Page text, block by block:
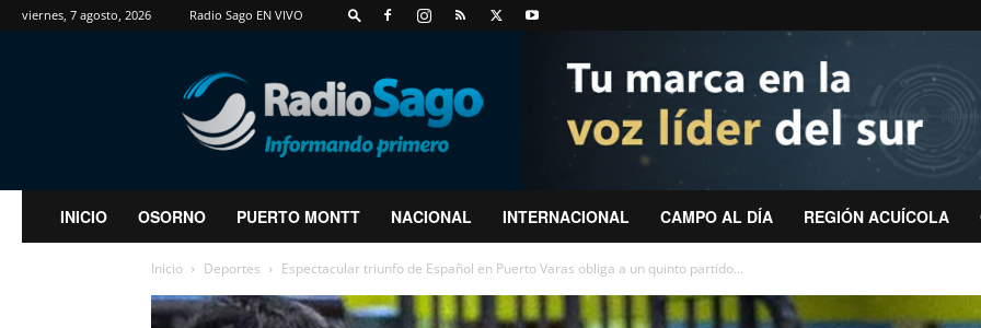
viernes, 7 agosto, 2026 Radio Sago EN VIVO
RadioSago
INICIO OSORNO PUERTO MONTT NACIONAL INTERNACIONAL CAMPO AL DÍA REGIÓN ACUÍCOLA
Inicio Deportes Espectacular triunfo de Español en Puerto Varas obliga a un quinto partido...